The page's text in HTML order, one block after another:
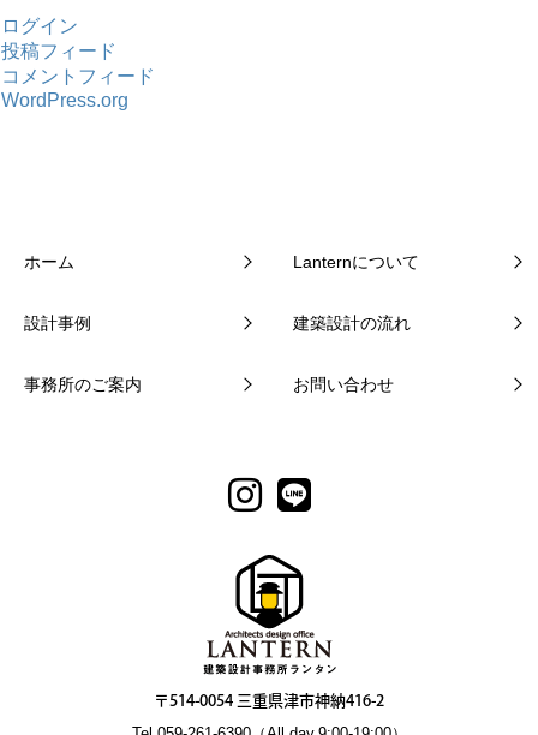
ログイン
投稿フィード
コメントフィード
WordPress.org
ホーム Lanternについて
設計事例 建築設計の流れ
事務所のご案内 お問い合わせ
〒514-0054 三重県津市神納416-2